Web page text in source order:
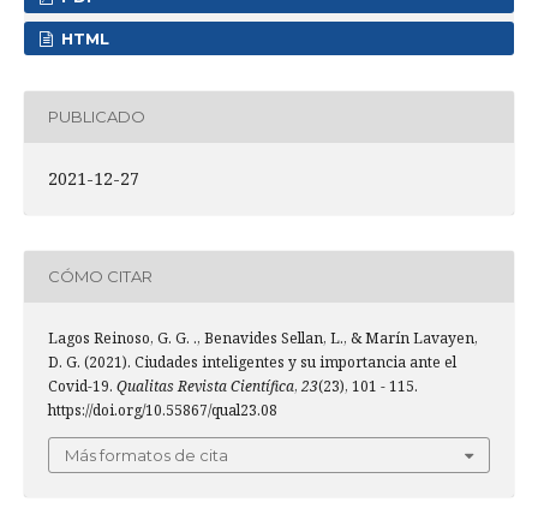
HTML
PUBLICADO
2021-12-27
CÓMO CITAR
Lagos Reinoso, G. G. ., Benavides Sellan, L., & Marín Lavayen,
D. G. (2021). Ciudades inteligentes y su importancia ante el
Covid-19. Qualitas Revista Científica, 23(23), 101 - 115.
https://doi.org/10.55867/qual23.08
Más formatos de cita